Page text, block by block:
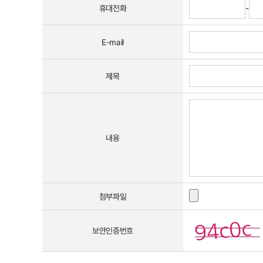
휴대전화 -
E-mail
제목
내용
첨부파일
보안인증번호